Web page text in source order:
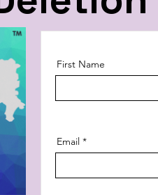
First Name
Email